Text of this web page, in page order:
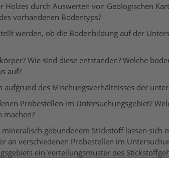
Holzes durch Auswerten von Geologischen
vorhandenen Bodentyps?
werden, ob die Bodenbildung auf der
Wie sind diese entstanden? Welche
auf?
des Mischungsverhältnisses der
Probestellen im Untersuchungsgebiet?
machen?
gebundenem Stickstoff lassen
an verschiedenen Probestellen im
ein Verteilungsmuster des
Probestellen im